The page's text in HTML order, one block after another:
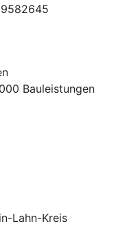
Bauleistungen
Lahn-Kreis